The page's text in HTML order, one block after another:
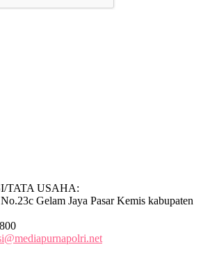
TATA USAHA:
Gelam Jaya Pasar Kemis kabupaten